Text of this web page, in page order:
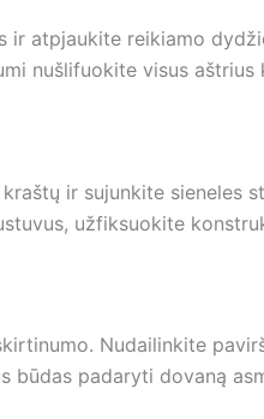
ir atpjaukite reikiamo
nušlifuokite visus aštrius
ir sujunkite
užfiksuokite
Nudailinkite
būdas padaryti dovaną